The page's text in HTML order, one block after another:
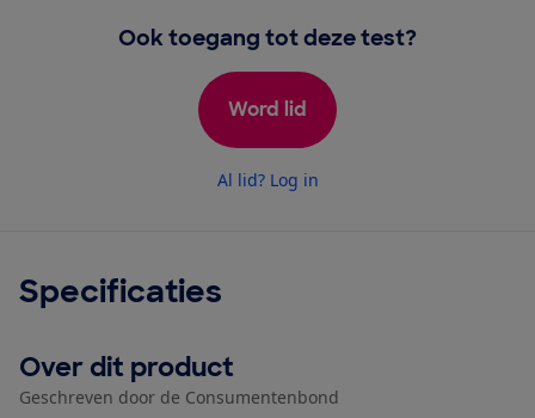
Ook toegang tot deze test?
Word lid
Al lid? Log in
Specificaties
Over dit product
Geschreven door de Consumentenbond